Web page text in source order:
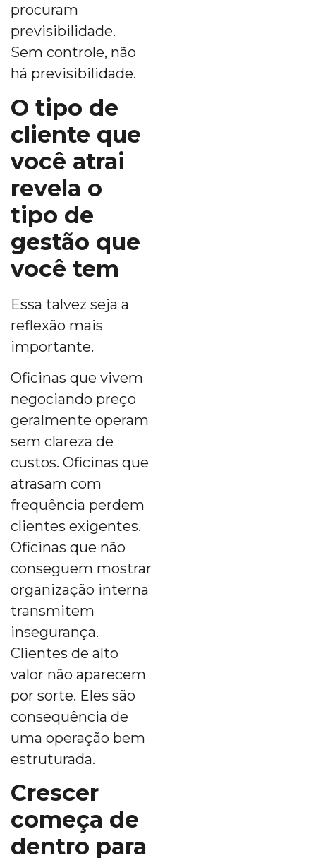
procuram
previsibilidade.
Sem controle, não
há previsibilidade.
O tipo de
cliente que
você atrai
revela o
tipo de
gestão que
você tem
Essa talvez seja a
reflexão mais
importante.
Oficinas que vivem
negociando preço
geralmente operam
sem clareza de
custos. Oficinas que
atrasam com
frequência perdem
clientes exigentes.
Oficinas que não
conseguem mostrar
organização interna
transmitem
insegurança.
Clientes de alto
valor não aparecem
por sorte. Eles são
consequência de
uma operação bem
estruturada.
Crescer
começa de
dentro para